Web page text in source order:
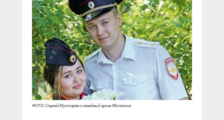
ФОТО: Сергей Мухтаров и семейный архив Яблонских